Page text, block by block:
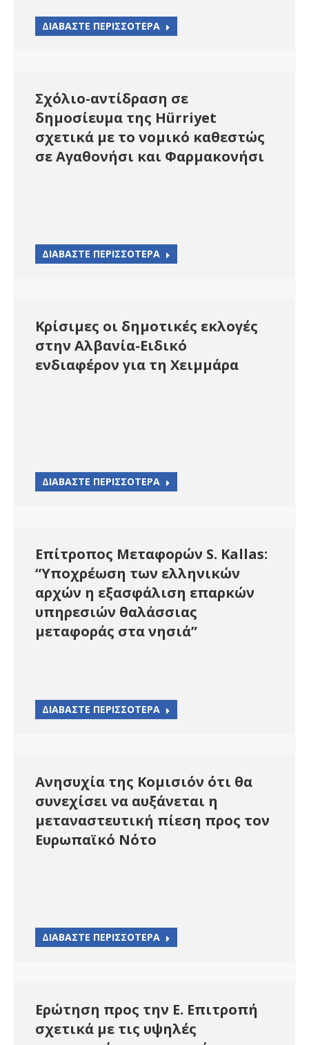
ΔΙΑΒΑΣΤΕ ΠΕΡΙΣΣΟΤΕΡΑ
Σχόλιο-αντίδραση σε
δημοσίευμα της Hürriyet
σχετικά με το νομικό καθεστώς
σε Αγαθονήσι και Φαρμακονήσι
ΔΙΑΒΑΣΤΕ ΠΕΡΙΣΣΟΤΕΡΑ
Κρίσιμες οι δημοτικές εκλογές
στην Αλβανία-Ειδικό
ενδιαφέρον για τη Χειμμάρα
ΔΙΑΒΑΣΤΕ ΠΕΡΙΣΣΟΤΕΡΑ
Επίτροπος Μεταφορών S. Kallas:
“Υποχρέωση των ελληνικών
αρχών η εξασφάλιση επαρκών
υπηρεσιών θαλάσσιας
μεταφοράς στα νησιά”
ΔΙΑΒΑΣΤΕ ΠΕΡΙΣΣΟΤΕΡΑ
Ανησυχία της Κομισιόν ότι θα
συνεχίσει να αυξάνεται η
μεταναστευτική πίεση προς τον
Ευρωπαϊκό Νότο
ΔΙΑΒΑΣΤΕ ΠΕΡΙΣΣΟΤΕΡΑ
Ερώτηση προς την Ε. Επιτροπή
σχετικά με τις υψηλές